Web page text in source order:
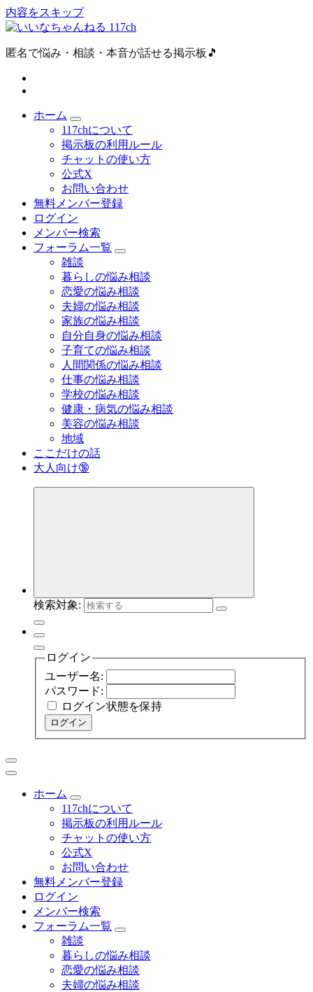
内容をスキップ
匿名で悩み・相談・本音が話せる掲示板🎵
ホーム
117chについて
掲示板の利用ルール
チャットの使い方
公式X
お問い合わせ
無料メンバー登録
ログイン
メンバー検索
フォーラム一覧
雑談
暮らしの悩み相談
恋愛の悩み相談
夫婦の悩み相談
家族の悩み相談
自分自身の悩み相談
子育ての悩み相談
人間関係の悩み相談
仕事の悩み相談
学校の悩み相談
健康・病気の悩み相談
美容の悩み相談
地域
ここだけの話
大人向け🔞
検索対象:
ログイン
ユーザー名:
パスワード:
ログイン状態を保持
ログイン
ホーム
117chについて
掲示板の利用ルール
チャットの使い方
公式X
お問い合わせ
無料メンバー登録
ログイン
メンバー検索
フォーラム一覧
雑談
暮らしの悩み相談
恋愛の悩み相談
夫婦の悩み相談